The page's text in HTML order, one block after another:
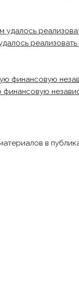
финансовую
в